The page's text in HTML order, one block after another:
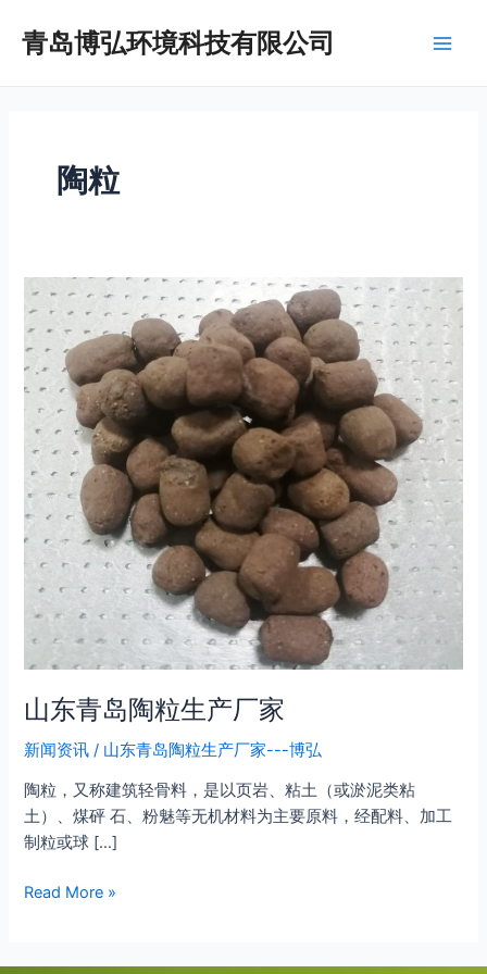
青岛博弘环境科技有限公司
陶粒
山东青岛陶粒生产厂家
新闻资讯 / 山东青岛陶粒生产厂家---博弘
陶粒，又称建筑轻骨料，是以页岩、粘土（或淤泥类粘
土）、煤砰 石、粉魅等无机材料为主要原料，经配料、加工
制粒或球 […]
山
东
岛
陶
粒
生
产
厂
家
Read More »